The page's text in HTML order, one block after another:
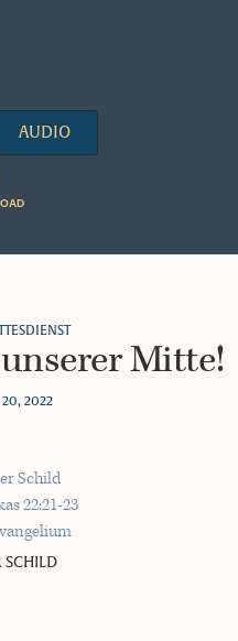
AUDIO
Mitte!
20, 2022
Schild
22:21-23
SCHILD